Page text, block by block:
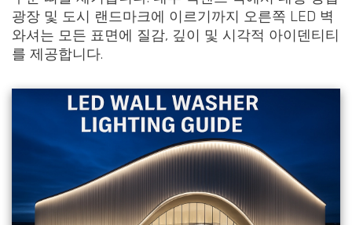
광장 및 도시 랜드마크에 이르기까지 오른쪽 LED 벽
와셔는 모든 표면에 질감, 깊이 및 시각적 아이덴티티
를 제공합니다.